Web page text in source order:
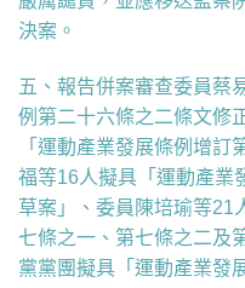
決案。
五、報告併案審查委員蔡
例第二十六條之二條文修
「運動產業發展條例增
福等16人擬具「運動產業
草案」、委員陳培瑜等21
七條之一、第七條之二及
黨黨團擬具「運動產業發